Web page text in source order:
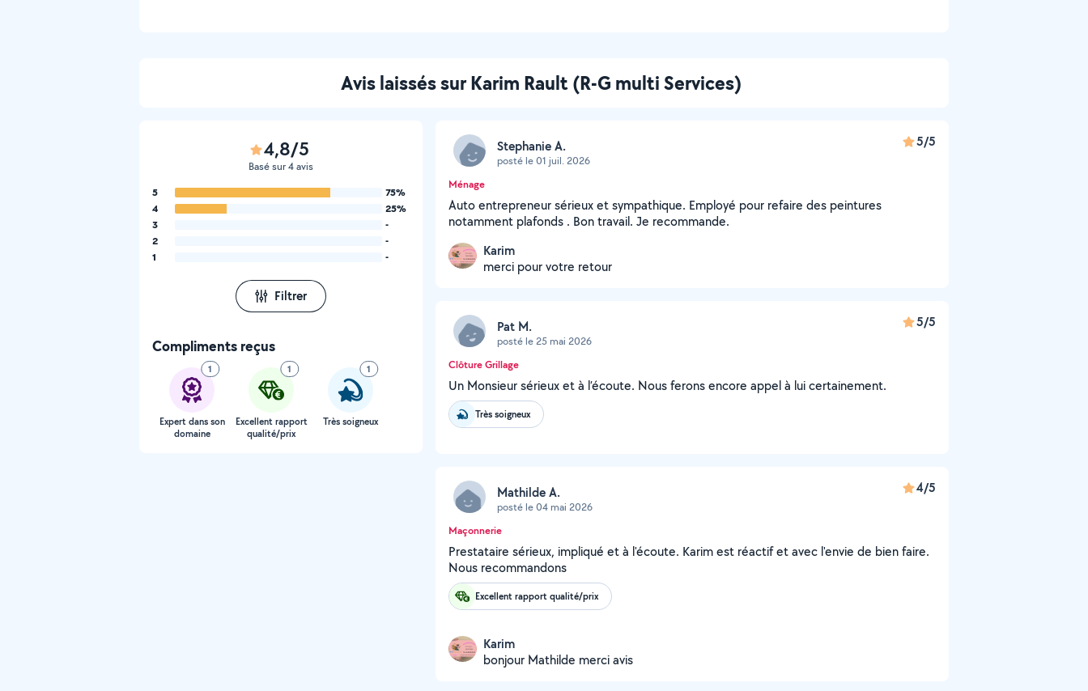
Avis laissés sur Karim Rault (R-G multi Services)
4,8/5
Basé sur 4 avis
5
75%
4
25%
3
-
2
-
1
-
Filtrer
Compliments reçus
1
Expert dans son
domaine
1
Excellent rapport
qualité/prix
1
Très soigneux
Stephanie A.
posté le 01 juil. 2026
5/5
Ménage
Auto entrepreneur sérieux et sympathique. Employé pour refaire des peintures
notamment plafonds . Bon travail. Je recommande.
Karim
merci pour votre retour
Pat M.
posté le 25 mai 2026
5/5
Clôture Grillage
Un Monsieur sérieux et à l’écoute. Nous ferons encore appel à lui certainement.
Très soigneux
Mathilde A.
posté le 04 mai 2026
4/5
Maçonnerie
Prestataire sérieux, impliqué et à l'écoute. Karim est réactif et avec l'envie de bien faire.
Nous recommandons
Excellent rapport qualité/prix
Karim
bonjour Mathilde merci avis